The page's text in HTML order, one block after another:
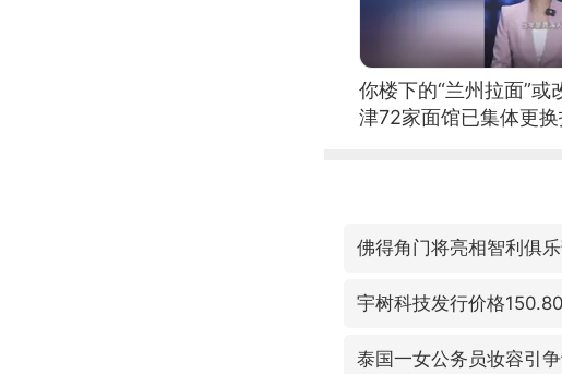
你楼下的“兰州拉面”或
津72家面馆已集体更
佛得角门将亮相智利俱
宇树科技发行价格
泰国一女公务员妆容引